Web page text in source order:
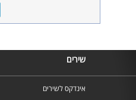
שירים
אינדקס לשירים